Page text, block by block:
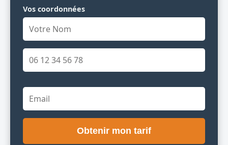
Vos coordonnées
Obtenir mon tarif